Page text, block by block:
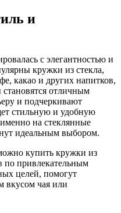
и
с элегантностью и
кружки из стекла,
какао и других напитков,
отличным
и подчеркивают
стильную и удобную
на стеклянные
идеальным выбором.
купить кружки из
по привлекательным
целей, помогут
вкусом чая или